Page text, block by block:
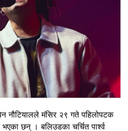
नौटियालले मंसिर २९ गते पहिलोपटक
छन् । बलिउडका चर्चित पार्श्व